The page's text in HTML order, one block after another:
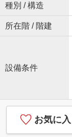
種別 / 構造
所在階 / 階建
設備条件
お気に